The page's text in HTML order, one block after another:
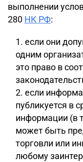
выполнении
280 НК РФ:
если они
одним
это право в
если
публикуется в
информации (в
может быть
торговли или
любому